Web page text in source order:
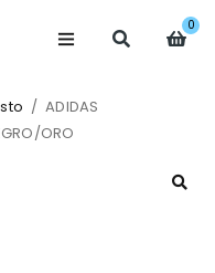
0
/ ADIDAS
ORO